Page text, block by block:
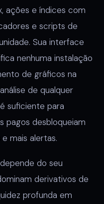
ações e índices com
e scripts de
Sua interface
nenhuma instalação
de gráficos na
de qualquer
suficiente para
pagos desbloqueiam
mais alertas.
do seu
derivativos de
profunda em